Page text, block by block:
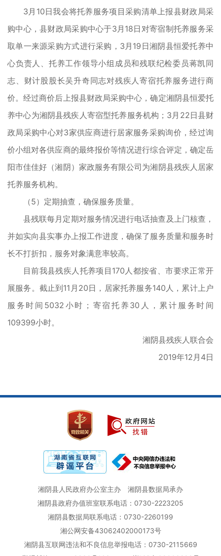
3月10日我会将托养服务项目采购清单上报县财政局采
购中心，县财政局采购中心于3月18日对寄宿制托养服务采
取单一来源采购方式进行采购，3月19日湘阴县恒爱托养中
心负责人、托养工作领导小组成员和残联纪检委员蒋凯同
志、财计股股长吴升奇同志对残疾人寄宿托养服务进行商
价。经过商价后上报县财政局采购中心，确定湘阴县恒爱托
养中心为湘阴县残疾人寄宿型托养服务机构；3月22日县财
政局采购中心对3家供应商进行居家服务采购询价，经过询
价小组对各供应商的最终报价等情况进行综合评定，确定岳
阳市佳佳好（湘阴）家政服务有限公司为湘阴县残疾人居家
托养服务机构。
（5）定期抽查，确保服务质量。
县残联每月定期对服务情况进行电话抽查及上门核查，
并如实向县实事办上报工作进度，确保了服务质量和服务时
长不打折扣，服务对象满意率较高。
目前我县残疾人托养项目170人都按省、市要求正常开
展服务。截止到11月20日，居家托养服务140人，累计上户
服务时间5032小时；寄宿托养30人，累计服务时间
109399小时。
湘阴县残疾人联合会
2019年12月4日
湘阴县人民政府办公室主办
湘阴县数据局承办
湘阴县政府办值班室联系电话：0730-2223205
湘阴县数据局联系电话：0730-2260199
湘公网安备43062402000173号
湘阴县互联网违法和不良信息举报电话：0730-2115669